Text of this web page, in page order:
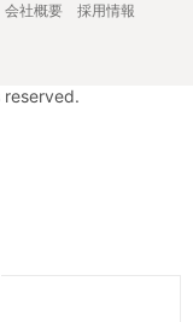
会社概要
採用情報